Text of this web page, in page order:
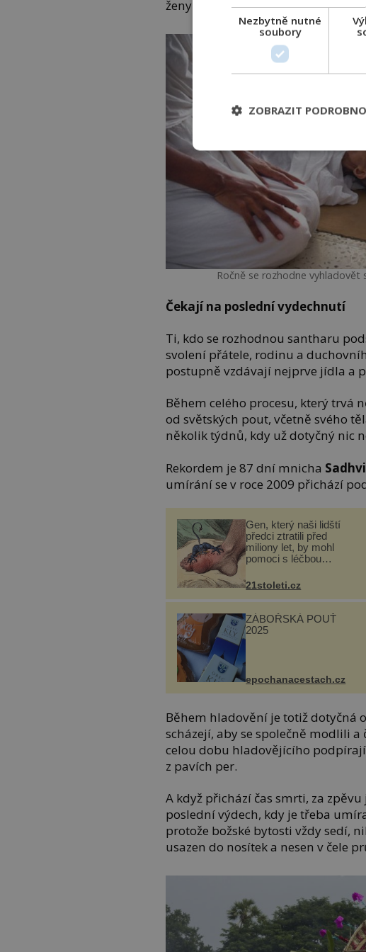
ženy.
Ročně se rozhodne
Čekají na poslední vydechnutí
Ti, kdo se rozhodnou santharu
svolení přátele, rodinu a
postupně vzdávají nejprve jídla a
Během celého procesu, který trvá
od světských pout, včetně svého
několik týdnů, kdy už dotyčný nic
Rekordem je 87 dní mnicha
umírání se v roce 2009 přichází
Gen, který naši lidští
předci ztratili před
miliony let, by mohl
pomoci s léčbou
21stoleti.cz
ZÁBOŘSKÁ POUŤ
2025
epochanacestach.cz
Během hladovění je totiž dotyčná
scházejí, aby se společně modlili
celou dobu hladovějícího
z pavích per.
A když přichází čas smrti, za
poslední výdech, kdy je třeba
protože božské bytosti vždy sedí,
usazen do nosítek a nesen v čele
Nezbytně nutné
soubory
ZOBRAZIT